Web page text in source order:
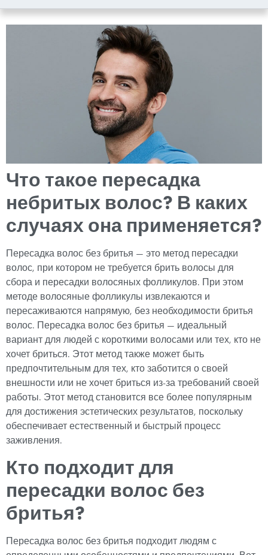
Что такое пересадка
небритых волос? В каких
случаях она применяется?
Пересадка волос без бритья — это метод пересадки
волос, при котором не требуется брить волосы для
сбора и пересадки волосяных фолликулов. При этом
методе волосяные фолликулы извлекаются и
пересаживаются напрямую, без необходимости бритья
волос. Пересадка волос без бритья — идеальный
вариант для людей с короткими волосами или тех, кто не
хочет бриться. Этот метод также может быть
предпочтительным для тех, кто заботится о своей
внешности или не хочет бриться из-за требований своей
работы. Этот метод становится все более популярным
для достижения эстетических результатов, поскольку
обеспечивает естественный и быстрый процесс
заживления.
Кто подходит для
пересадки волос без
бритья?
Пересадка волос без бритья подходит людям с